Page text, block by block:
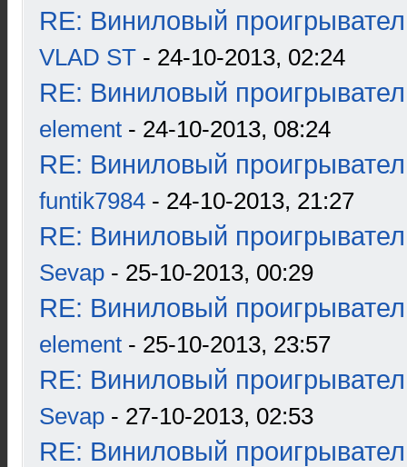
RE: Виниловый
VLAD ST - 24-10-2013, 02:24
RE: Виниловый
element - 24-10-2013, 08:24
RE: Виниловый
funtik7984 - 24-10-2013, 21:27
RE: Виниловый
Sevap - 25-10-2013, 00:29
RE: Виниловый
element - 25-10-2013, 23:57
RE: Виниловый
Sevap - 27-10-2013, 02:53
RE: Виниловый